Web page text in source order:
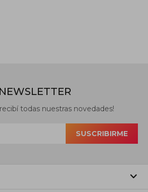
NEWSLETTER
todas nuestras novedades!
SUSCRIBIRME